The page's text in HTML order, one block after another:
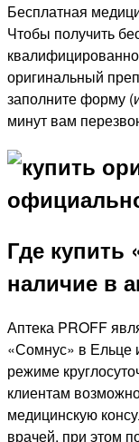
Бесплатная
Чтобы получить
оригинальный
заполните форму
минут вам
Где
наличие в
Аптека PROFF
«Сомнус» в Ельце
режиме
клиентам
медицинскую
врачей, при этом